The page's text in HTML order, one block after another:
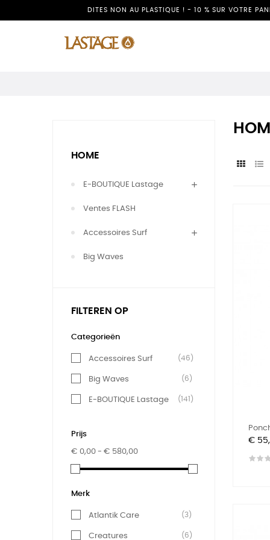
DITES NON AU PLASTIQUE ! - 10 % SUR VOTRE
HOME
E-BOUTIQUE Lastage
Ventes FLASH
Accessoires Surf
Big Waves
FILTEREN OP
Categorieën
Accessoires Surf (46)
Big Waves (6)
E-BOUTIQUE Lastage (141)
Prijs
€ 0,00 - € 580,00
Merk
Atlantik Care (3)
Creatures (6)
Prijs
€